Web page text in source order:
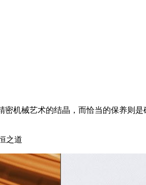
机械艺术的结晶，而恰当的保养则
之道